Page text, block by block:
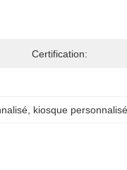
Certification:
, kiosque personnalisé